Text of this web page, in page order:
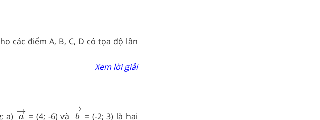
các điểm A, B, C, D có tọa độ lần
Xem lời giải
a)
→
a
a→
= (4; -6) và
→
b
b→
= (-2; 3) là hai